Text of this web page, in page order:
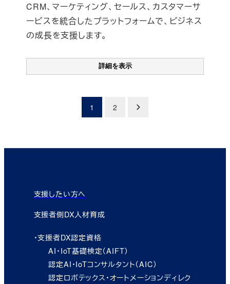
CRM、マーケティング、セールス、カスタマーサ
ービスを統合したプラットフォームで、ビジネス
の成長を支援します。
詳細を表示
の
1 2
支援したい方へ
支援者側DX人材育成
・支援者DX認定資格
AI・IoT基礎検定（AIFT）
認定AI・IoTコンサルタント（AIC）
認定ロボテックス・オートメーションディレク